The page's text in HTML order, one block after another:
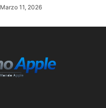
Marzo 11, 2026